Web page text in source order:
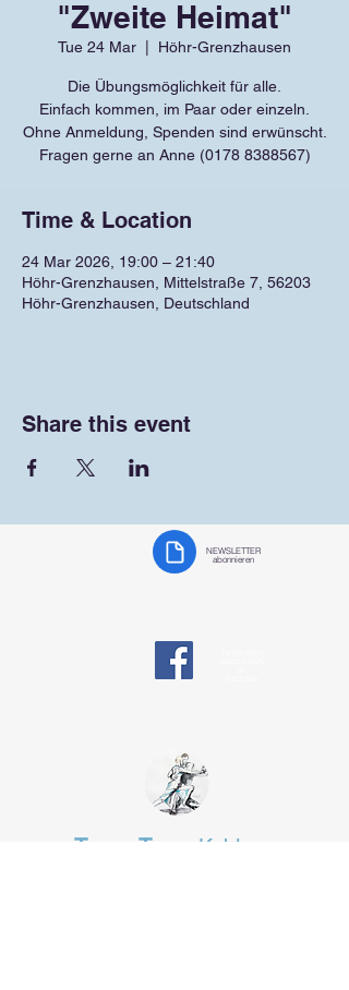
"Zweite Heimat"
Tue 24 Mar Höhr-Grenzhausen
Die Übungsmöglichkeit für alle.
Einfach kommen, im Paar oder einzeln.
Ohne Anmeldung, Spenden sind erwünscht.
Fragen gerne an Anne (0178 8388567)
Time & Location
24 Mar 2026, 19:00 – 21:40
Höhr-Grenzhausen, Mittelstraße 7, 56203
Höhr-Grenzhausen, Deutschland
Share this event
NEWSLETTER
abonnieren
Tango Team Koblenz